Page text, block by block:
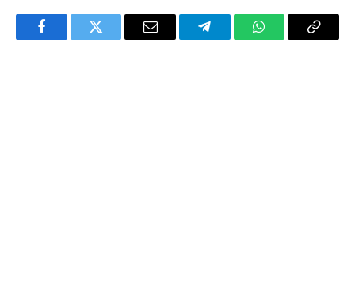
FacebookTwitter Email TelegramWhatsAppCopy